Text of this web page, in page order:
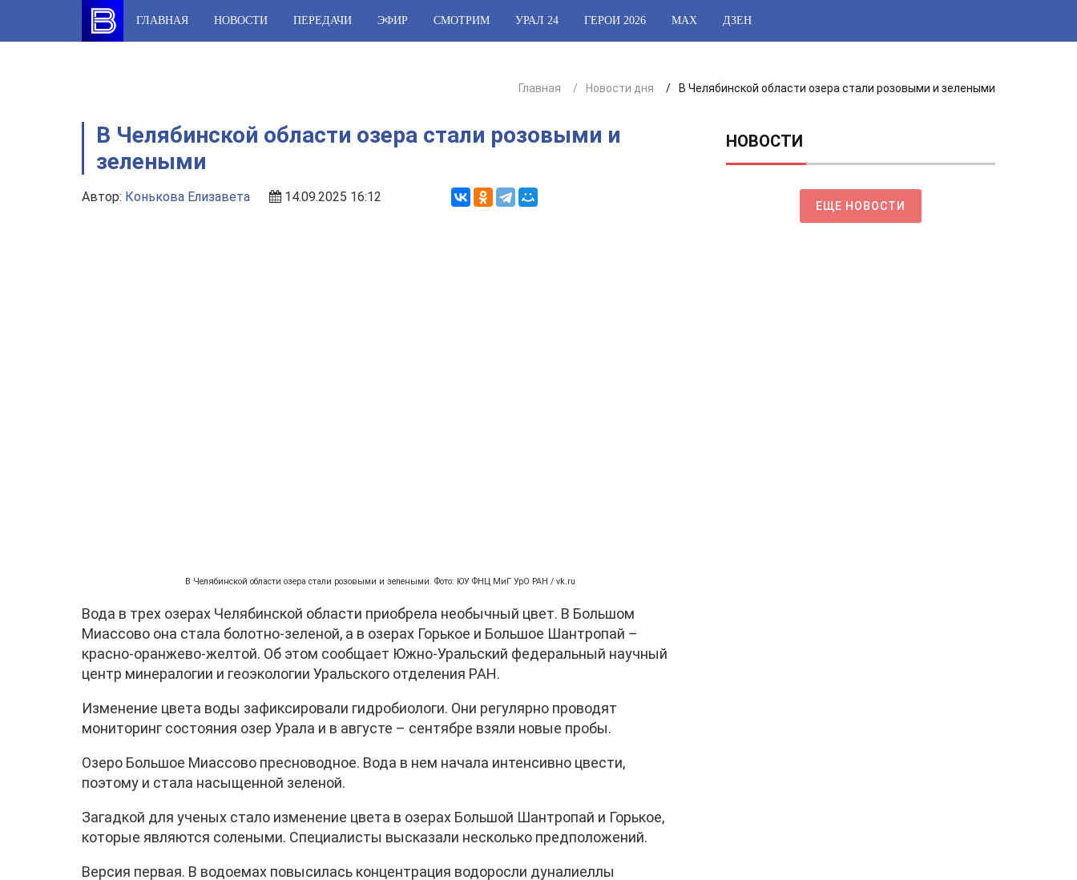
content
ГЛАВНАЯ НОВОСТИ ПЕРЕДАЧИ ЭФИР СМОТРИМ УРАЛ 24 ГЕРОИ 2026 МАХ ДЗЕН
Главная Новости дня В Челябинской области озера стали розовыми и зелеными
В Челябинской области озера стали розовыми и
зелеными
Автор: Конькова Елизавета 14.09.2025 16:12
В Челябинской области озера стали розовыми и зелеными. Фото: ЮУ ФНЦ МиГ УрО РАН / vk.ru
Вода в трех озерах Челябинской области приобрела необычный цвет. В Большом
Миассово она стала болотно-зеленой, а в озерах Горькое и Большое Шантропай –
красно-оранжево-желтой. Об этом сообщает Южно-Уральский федеральный научный
центр минералогии и геоэкологии Уральского отделения РАН.
Изменение цвета воды зафиксировали гидробиологи. Они регулярно проводят
мониторинг состояния озер Урала и в августе – сентябре взяли новые пробы.
Озеро Большое Миассово пресноводное. Вода в нем начала интенсивно цвести,
поэтому и стала насыщенной зеленой.
Загадкой для ученых стало изменение цвета в озерах Большой Шантропай и Горькое,
которые являются солеными. Специалисты высказали несколько предположений.
Версия первая. В водоемах повысилась концентрация водоросли дуналиеллы
НОВОСТИ
ЕЩЕ НОВОСТИ